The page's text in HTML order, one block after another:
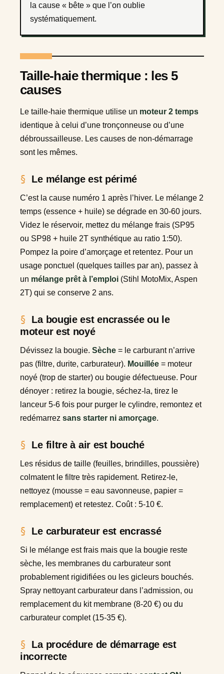
la cause « bête » que l’on oublie
systématiquement.
Taille-haie thermique : les 5
causes
Le taille-haie thermique utilise un moteur 2 temps
identique à celui d’une tronçonneuse ou d’une
débroussailleuse. Les causes de non-démarrage
sont les mêmes.
Le mélange est périmé
C’est la cause numéro 1 après l’hiver. Le mélange 2
temps (essence + huile) se dégrade en 30-60 jours.
Videz le réservoir, mettez du mélange frais (SP95
ou SP98 + huile 2T synthétique au ratio 1:50).
Pompez la poire d’amorçage et retentez. Pour un
usage ponctuel (quelques tailles par an), passez à
un mélange prêt à l’emploi (Stihl MotoMix, Aspen
2T) qui se conserve 2 ans.
La bougie est encrassée ou le
moteur est noyé
Dévissez la bougie. Sèche = le carburant n’arrive
pas (filtre, durite, carburateur). Mouillée = moteur
noyé (trop de starter) ou bougie défectueuse. Pour
dénoyer : retirez la bougie, séchez-la, tirez le
lanceur 5-6 fois pour purger le cylindre, remontez et
redémarrez sans starter ni amorçage.
Le filtre à air est bouché
Les résidus de taille (feuilles, brindilles, poussière)
colmatent le filtre très rapidement. Retirez-le,
nettoyez (mousse = eau savonneuse, papier =
remplacement) et retestez. Coût : 5-10 €.
Le carburateur est encrassé
Si le mélange est frais mais que la bougie reste
sèche, les membranes du carburateur sont
probablement rigidifiées ou les gicleurs bouchés.
Spray nettoyant carburateur dans l’admission, ou
remplacement du kit membrane (8-20 €) ou du
carburateur complet (15-35 €).
La procédure de démarrage est
incorrecte